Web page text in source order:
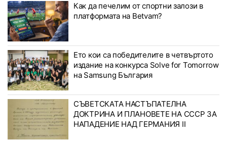
Как да печелим от спортни залози в
платформата на Betvam?
Ето кои са победителите в четвъртото
издание на конкурса Solve for Tomorrow
на Samsung България
СЪВЕТСКАТА НАСТЪПАТЕЛНА
ДОКТРИНА И ПЛАНОВЕТЕ НА СССР ЗА
НАПАДЕНИЕ НАД ГЕРМАНИЯ II